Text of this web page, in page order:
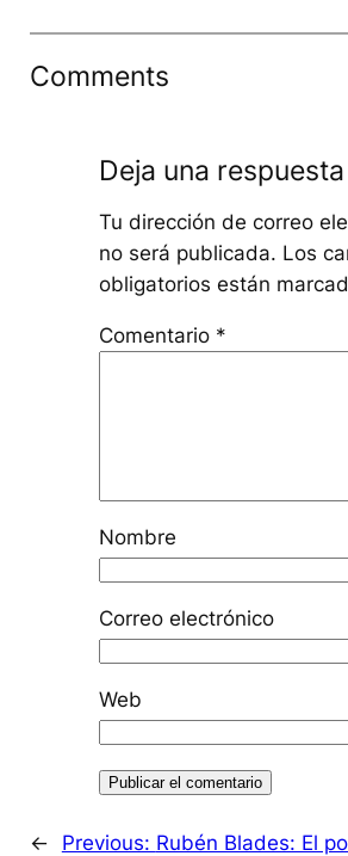
Comments
Deja una respuesta
Tu dirección de correo
no será publicada. Los
obligatorios están
Comentario *
Nombre
Correo electrónico
Web
← Previous: Rubén Blades: El